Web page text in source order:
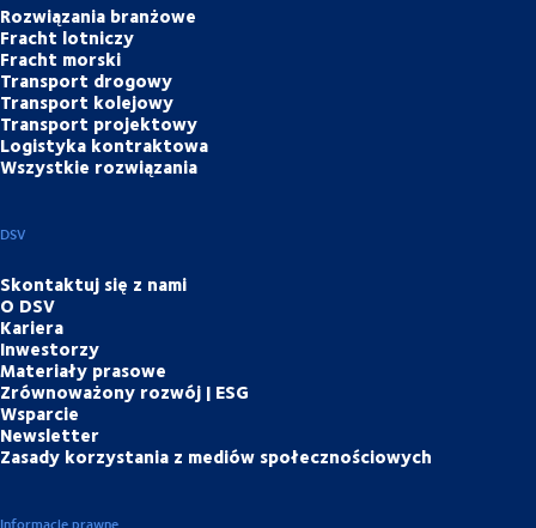
Rozwiązania branżowe
Fracht lotniczy
Fracht morski
Transport drogowy
Transport kolejowy
Transport projektowy
Logistyka kontraktowa
Wszystkie rozwiązania
DSV
Skontaktuj się z nami
O DSV
Kariera
Inwestorzy
Materiały prasowe
Zrównoważony rozwój | ESG
Wsparcie
Newsletter
Zasady korzystania z mediów społecznościowych